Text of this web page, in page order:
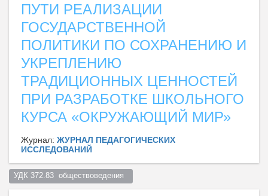
ПУТИ РЕАЛИЗАЦИИ
ГОСУДАРСТВЕННОЙ
ПОЛИТИКИ ПО СОХРАНЕНИЮ И
УКРЕПЛЕНИЮ
ТРАДИЦИОННЫХ ЦЕННОСТЕЙ
ПРИ РАЗРАБОТКЕ ШКОЛЬНОГО
КУРСА «ОКРУЖАЮЩИЙ МИР»
Журнал: ЖУРНАЛ ПЕДАГОГИЧЕСКИХ
ИССЛЕДОВАНИЙ
УДК 372.83  обществоведения